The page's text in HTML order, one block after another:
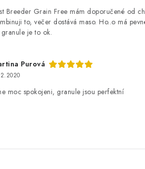
Breeder Grain Free mám doporučené od
to, večer dostává maso. Ho..o má
je to ok.
Purová
moc spokojeni, granule jsou perfektní